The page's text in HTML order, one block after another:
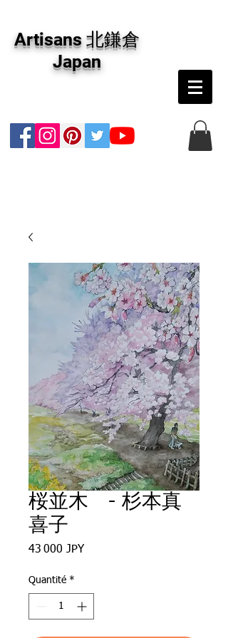
版画・切り絵など、コンテンポラリー並びにフ
ァインアートのオンライン販売をしています。
日本国内の抽象画・具象画の画家に加え、海外
のアーティストの作品もお取り寄せ頂けます。
インテリアとして、大切な方へのギフトとし
Artisans 北鎌倉
Japan
桜並木 - 杉本真
喜子
43 000 JPYPrix
Quantité *